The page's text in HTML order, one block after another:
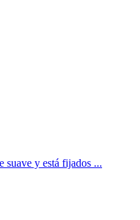
suave y está fijados ...